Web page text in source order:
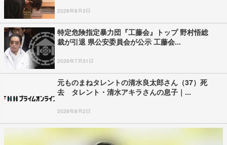
2026年8月3日
特定危険指定暴力団『工藤会』トップ 野村悟総
裁が引退 県公安委員会が公示 工藤会...
2026年7月31日
元ものまねタレントの清水良太郎さん（37）死
去 タレント・清水アキラさんの息子｜...
2026年8月2日